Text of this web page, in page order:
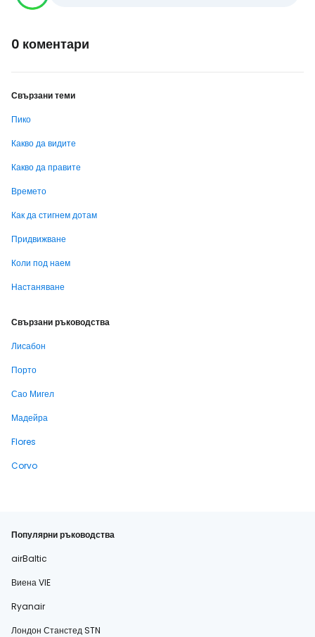
0 коментари
Свързани теми
Пико
Какво да видите
Какво да правите
Времето
Как да стигнем дотам
Придвижване
Коли под наем
Настаняване
Свързани ръководства
Лисабон
Порто
Сао Мигел
Мадейра
Flores
Corvo
Популярни ръководства
airBaltic
Виена VIE
Ryanair
Лондон Станстед STN